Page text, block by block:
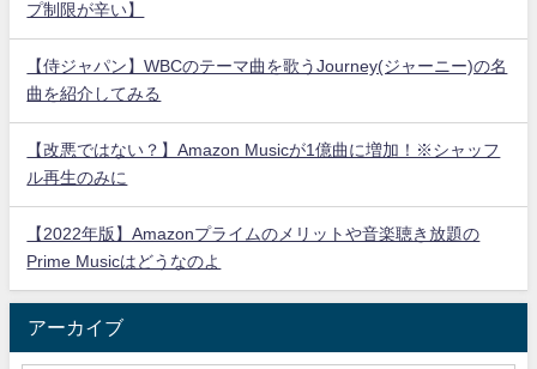
プ制限が辛い】
【侍ジャパン】WBCのテーマ曲を歌うJourney(ジャーニー)の名
曲を紹介してみる
【改悪ではない？】Amazon Musicが1億曲に増加！※シャッフ
ル再生のみに
【2022年版】Amazonプライムのメリットや音楽聴き放題の
Prime Musicはどうなのよ
アーカイブ